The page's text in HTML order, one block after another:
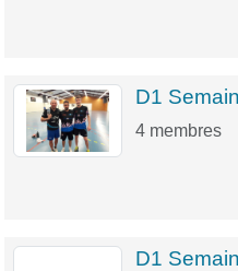
D1
4 membres
D1